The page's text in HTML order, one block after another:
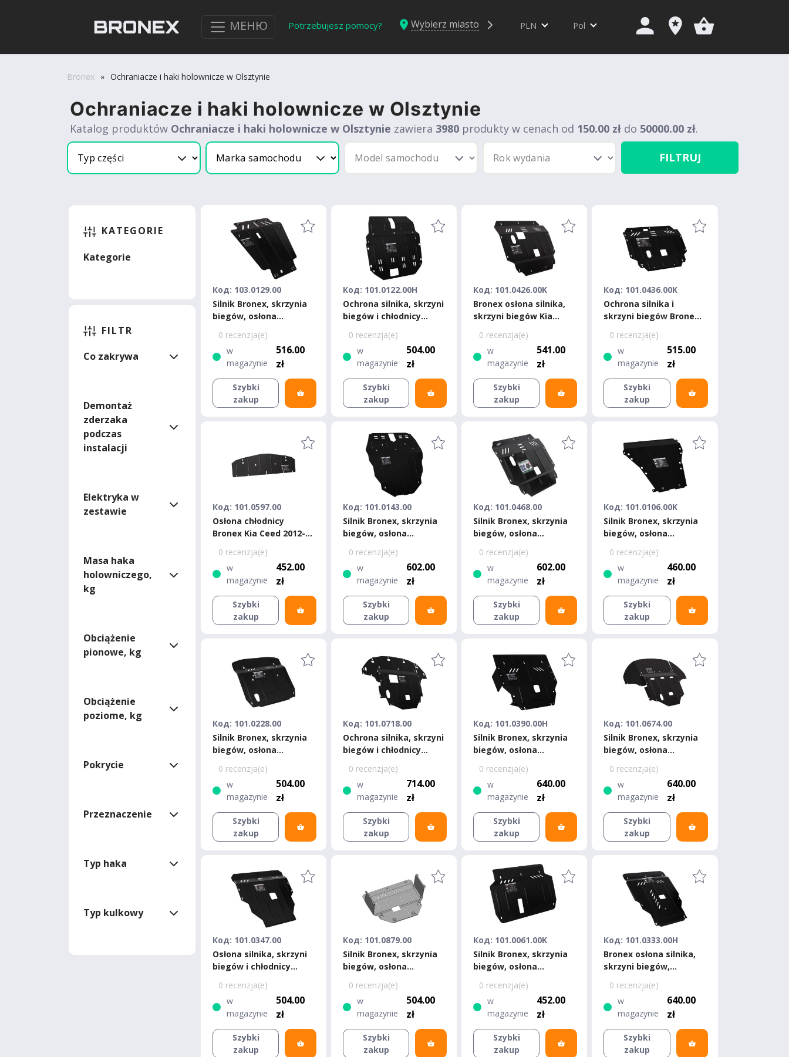
МЕНЮ Potrzebujesz pomocy? Wybierz miasto PLN Pol
Bronex » Ochraniacze i haki holownicze w Olsztynie
Ochraniacze i haki holownicze w Olsztynie
Katalog produktów Ochraniacze i haki holownicze w Olsztynie zawiera 3980 produkty w cenach od 150.00 zł do 50000.00 zł.
FILTRUJ
KATEGORIE
Kategorie
FILTR
Co zakrywa
Demontaż
zderzaka
podczas
instalacji
Elektryka w
zestawie
Masa haka
holowniczego,
kg
Obciążenie
pionowe, kg
Obciążenie
poziome, kg
Pokrycie
Przeznaczenie
Typ haka
Typ kulkowy
Код: 103.0129.00
Silnik Bronex, skrzynia
biegów, osłona
Standard
0 recenzja(e)
w
magazynie
516.00
zł
Szybki
zakup
Код: 101.0122.00H
Ochrona silnika, skrzyni
biegów i chłodnicy
Standard
0 recenzja(e)
w
magazynie
504.00
zł
Szybki
zakup
Код: 101.0426.00K
Bronex osłona silnika,
skrzyni biegów Kia
Standard
0 recenzja(e)
w
magazynie
541.00
zł
Szybki
zakup
Код: 101.0436.00K
Ochrona silnika i
skrzyni biegów Bronex
0 recenzja(e)
w
magazynie
515.00
zł
Szybki
zakup
Код: 101.0597.00
Osłona chłodnicy
Bronex Kia Ceed 2012-
0 recenzja(e)
w
magazynie
452.00
zł
Szybki
zakup
Код: 101.0143.00
Silnik Bronex, skrzynia
biegów, osłona
Standard
0 recenzja(e)
w
magazynie
602.00
zł
Szybki
zakup
Код: 101.0468.00
Silnik Bronex, skrzynia
biegów, osłona
Standard
0 recenzja(e)
w
magazynie
602.00
zł
Szybki
zakup
Код: 101.0106.00K
Silnik Bronex, skrzynia
biegów, osłona
I Standard
0 recenzja(e)
w
magazynie
460.00
zł
Szybki
zakup
Код: 101.0228.00
Silnik Bronex, skrzynia
biegów, osłona
II Standard
0 recenzja(e)
w
magazynie
504.00
zł
Szybki
zakup
Код: 101.0718.00
Ochrona silnika, skrzyni
biegów i chłodnicy
Standard
0 recenzja(e)
w
magazynie
714.00
zł
Szybki
zakup
Код: 101.0390.00H
Silnik Bronex, skrzynia
biegów, osłona
Grandeur 5 Standard
0 recenzja(e)
w
magazynie
640.00
zł
Szybki
zakup
Код: 101.0674.00
Silnik Bronex, skrzynia
biegów, osłona
2015-2020 Standard
0 recenzja(e)
w
magazynie
640.00
zł
Szybki
zakup
Код: 101.0347.00
Osłona silnika, skrzyni
biegów i chłodnicy
Standard
0 recenzja(e)
w
magazynie
504.00
zł
Szybki
zakup
Код: 101.0879.00
Silnik Bronex, skrzynia
biegów, osłona
Standard
0 recenzja(e)
w
magazynie
504.00
zł
Szybki
zakup
Код: 101.0061.00K
Silnik Bronex, skrzynia
biegów, osłona
Standard
0 recenzja(e)
w
magazynie
452.00
zł
Szybki
zakup
Код: 101.0333.00H
Bronex osłona silnika,
skrzyni biegów,
Accent 4 (Solaris) III
2011- V- Standard
0 recenzja(e)
w
magazynie
640.00
zł
Szybki
zakup